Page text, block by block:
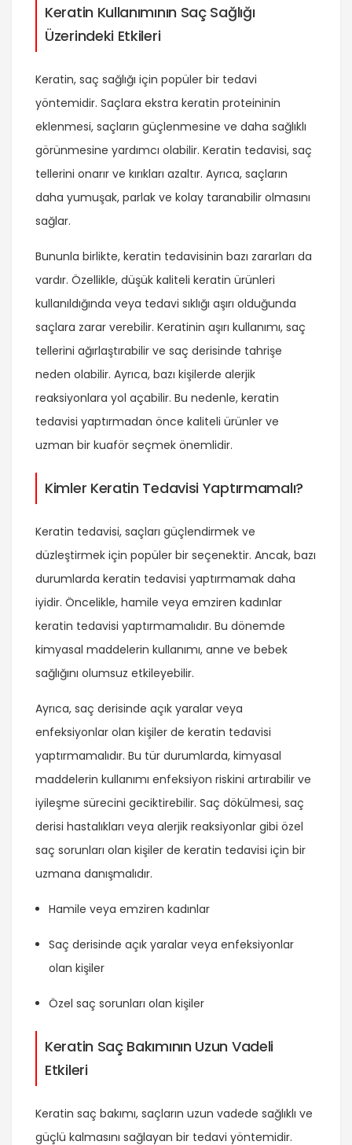
Keratin Kullanımının Saç Sağlığı
Üzerindeki Etkileri
Keratin, saç sağlığı için popüler bir tedavi
yöntemidir. Saçlara ekstra keratin proteininin
eklenmesi, saçların güçlenmesine ve daha sağlıklı
görünmesine yardımcı olabilir. Keratin tedavisi, saç
tellerini onarır ve kırıkları azaltır. Ayrıca, saçların
daha yumuşak, parlak ve kolay taranabilir olmasını
sağlar.
Bununla birlikte, keratin tedavisinin bazı zararları da
vardır. Özellikle, düşük kaliteli keratin ürünleri
kullanıldığında veya tedavi sıklığı aşırı olduğunda
saçlara zarar verebilir. Keratinin aşırı kullanımı, saç
tellerini ağırlaştırabilir ve saç derisinde tahrişe
neden olabilir. Ayrıca, bazı kişilerde alerjik
reaksiyonlara yol açabilir. Bu nedenle, keratin
tedavisi yaptırmadan önce kaliteli ürünler ve
uzman bir kuaför seçmek önemlidir.
Kimler Keratin Tedavisi Yaptırmamalı?
Keratin tedavisi, saçları güçlendirmek ve
düzleştirmek için popüler bir seçenektir. Ancak, bazı
durumlarda keratin tedavisi yaptırmamak daha
iyidir. Öncelikle, hamile veya emziren kadınlar
keratin tedavisi yaptırmamalıdır. Bu dönemde
kimyasal maddelerin kullanımı, anne ve bebek
sağlığını olumsuz etkileyebilir.
Ayrıca, saç derisinde açık yaralar veya
enfeksiyonlar olan kişiler de keratin tedavisi
yaptırmamalıdır. Bu tür durumlarda, kimyasal
maddelerin kullanımı enfeksiyon riskini artırabilir ve
iyileşme sürecini geciktirebilir. Saç dökülmesi, saç
derisi hastalıkları veya alerjik reaksiyonlar gibi özel
saç sorunları olan kişiler de keratin tedavisi için bir
uzmana danışmalıdır.
Hamile veya emziren kadınlar
Saç derisinde açık yaralar veya enfeksiyonlar
olan kişiler
Özel saç sorunları olan kişiler
Keratin Saç Bakımının Uzun Vadeli
Etkileri
Keratin saç bakımı, saçların uzun vadede sağlıklı ve
güçlü kalmasını sağlayan bir tedavi yöntemidir.